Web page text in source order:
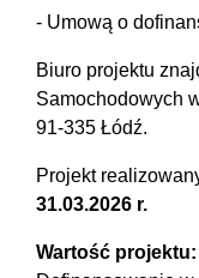
- Umową o
Biuro projektu
Samochodowych
91-335 Łódź.
Projekt
31.03.2026 r.
Wartość projektu: